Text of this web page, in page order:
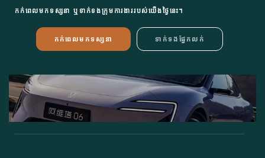
កក់ពេលមកទស្សនា ឬទាក់ទងក្រុមការងាររបស់យើងថ្ងៃនេះ។
កក់ពេលមកទស្សនា ទាក់ទងផ្នែកលក់